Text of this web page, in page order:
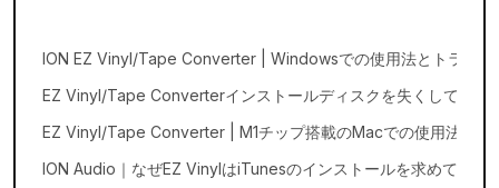
ION EZ Vinyl/Tape Converter | Windowsでの使用法とトラブル
EZ Vinyl/Tape Converterインストールディスクを失くしてしま
EZ Vinyl/Tape Converter | M1チップ搭載のMacでの使用法
ION Audio｜なぜEZ VinylはiTunesのインストールを求めてくる